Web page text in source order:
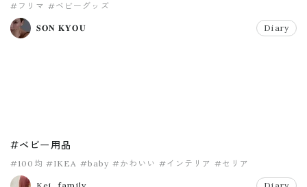
#フリマ #ベビーグッズ
𝐒𝐎𝐍 𝐊𝐘𝐎𝐔 Diary
#ベビー用品
#100均 #IKEA #baby #かわいい #インテリア #セリア
Kei_family Diary